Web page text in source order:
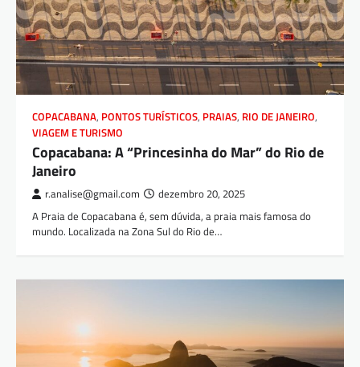
COPACABANA, PONTOS TURÍSTICOS, PRAIAS, RIO DE JANEIRO,
VIAGEM E TURISMO
Copacabana: A “Princesinha do Mar” do Rio de
Janeiro
r.analise@gmail.com dezembro 20, 2025
A Praia de Copacabana é, sem dúvida, a praia mais famosa do
mundo. Localizada na Zona Sul do Rio de…